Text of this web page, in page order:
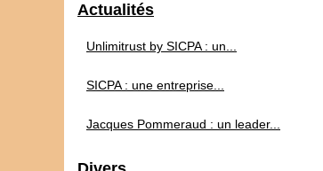
Actualités
Unlimitrust by SICPA : un...
SICPA : une entreprise...
Jacques Pommeraud : un leader...